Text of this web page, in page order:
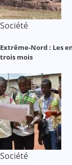
Société
Extrême-Nord : Les
trois mois
Société